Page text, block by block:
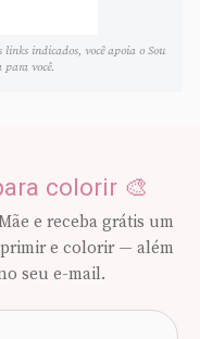
indicados, você apoia o Sou
você.
colorir 🎨
e receba grátis um
e colorir — além
seu e-mail.